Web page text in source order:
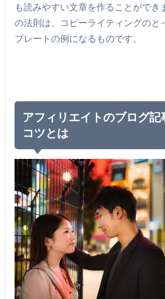
も読みやすい文章を作ることができ
の法則は、コピーライティングのと
プレートの例になるものです。
アフィリエイトのブログ記
コツとは